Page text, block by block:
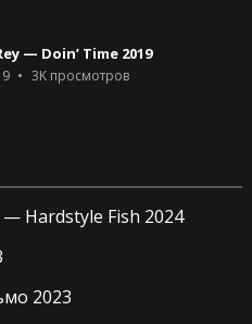
— Doin’ Time 2019
3Kпросмотров
Hardstyle Fish 2024
2023